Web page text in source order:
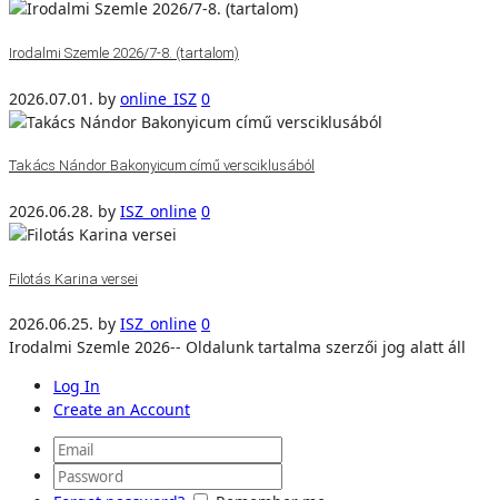
Irodalmi Szemle 2026/7-8. (tartalom)
2026.07.01. by online_ISZ 0
Takács Nándor Bakonyicum című versciklusából
2026.06.28. by ISZ_online 0
Filotás Karina versei
2026.06.25. by ISZ_online 0
Irodalmi Szemle 2026-- Oldalunk tartalma szerzői jog alatt áll
Log In
Create an Account